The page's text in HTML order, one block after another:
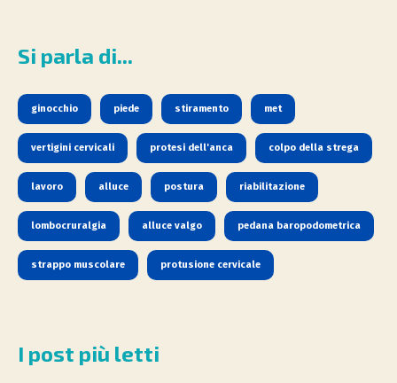
Si parla di...
ginocchio piede stiramento met
vertigini cervicali protesi dell'anca colpo della strega
lavoro alluce postura riabilitazione
lombocruralgia alluce valgo pedana baropodometrica
strappo muscolare protusione cervicale
I post più letti